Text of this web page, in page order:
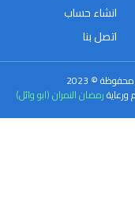
انشاء حساب
اتصل بنا
© 2023
رمضان النمران (ابو وائل)